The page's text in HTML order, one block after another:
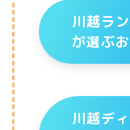
川越ラ
が選ぶ
川越デ